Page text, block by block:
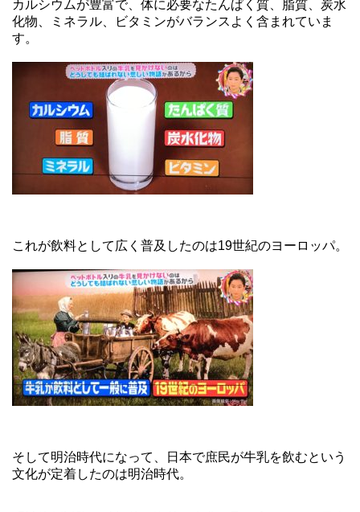
カルシウムが豊富で、体に必要なたんぱく質、脂質、炭水
化物、ミネラル、ビタミンがバランスよく含まれていま
す。
これが飲料として広く普及したのは19世紀のヨーロッパ。
そして明治時代になって、日本で庶民が牛乳を飲むという
文化が定着したのは明治時代。